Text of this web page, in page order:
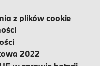
z plików cookie
2022